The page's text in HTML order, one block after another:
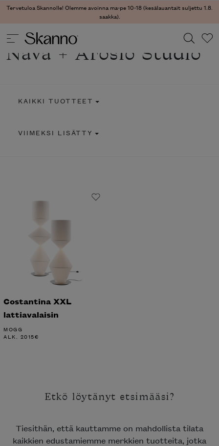
Tervetuloa Skannolle! Olemme avoinna ma-pe 10-18 (kesälauantait suljettu 1.8.
saakka).
Nava + Arosio Studio
KAIKKI TUOTTEET
VIIMEKSI LISÄTTY
Costantina XXL
lattiavalaisin
MOGG
ALK. 2015€
Etkö löytänyt etsimääsi?
Tiesithän, että kauttamme on mahdollista tilata
kaikkien edustamiemme merkkien tuotteita, jotka